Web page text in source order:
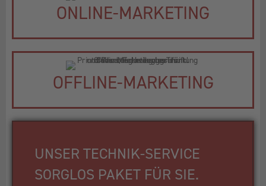
ONLINE-MARKETING
OFFLINE-MARKETING
UNSER TECHNIK-SERVICE
SORGLOS PAKET FÜR SIE.